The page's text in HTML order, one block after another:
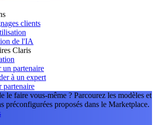
clients
de l'IA
Claris
un partenaire
à un expert
partenaire
le faire vous-même ? Parcourez les modèles et
préconfigurées proposés dans le Marketplace.